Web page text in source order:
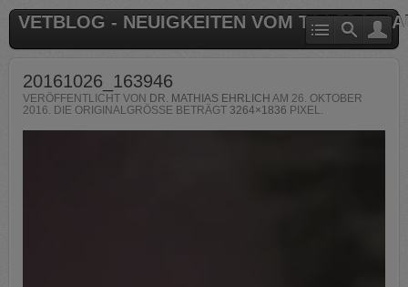
VETBLOG - NEUIGKEITEN VOM TIERARZT
20161026_163946
VERÖFFENTLICHT VON DR. MATHIAS EHRLICH AM 26. OKTOBER
2016. DIE ORIGINALGRÖSSE BETRÄGT 3264×1836 PIXEL.